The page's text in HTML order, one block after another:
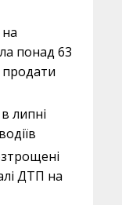
понад 63
продати
липні
ДТП на